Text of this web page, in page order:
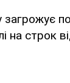
на строк